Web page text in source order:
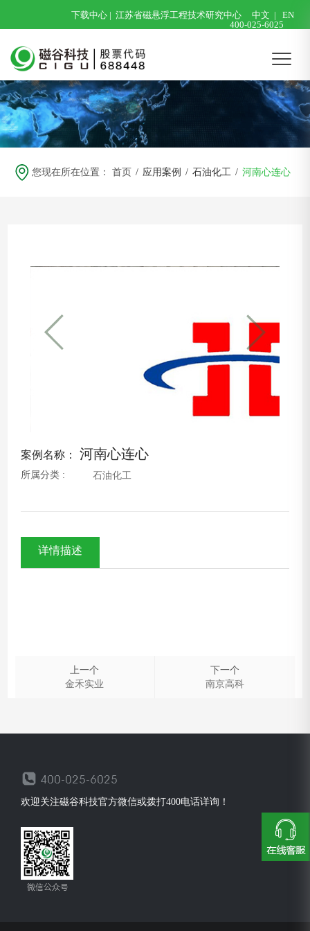
下载中心 |江苏省磁悬浮工程技术研究中心 中文 |
EN
400-025-6025
您现在所在位置：首页 / 应用案例 / 石油化工 / 河南心连心
案例名称： 河南心连心
所属分类 : 石油化工
详情描述
上一个
金禾实业
下一个
南京高科
欢迎关注磁谷科技官方微信或拨打400电话详询！